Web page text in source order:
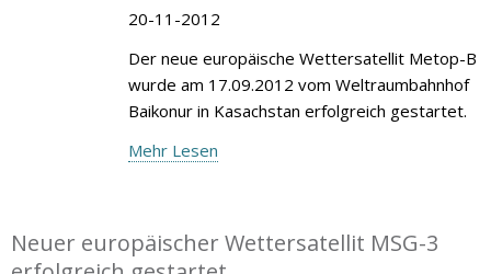
20-11-2012
Der neue europäische Wettersatellit Metop-B
wurde am 17.09.2012 vom Weltraumbahnhof
Baikonur in Kasachstan erfolgreich gestartet.
Mehr Lesen
Neuer europäischer Wettersatellit MSG-3